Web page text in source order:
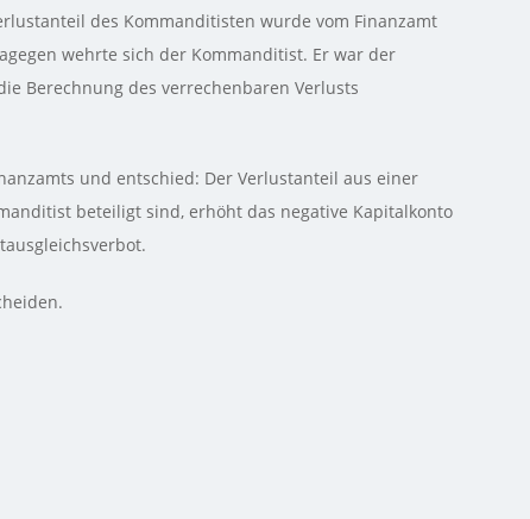
des Kommanditisten wurde vom Finanzamt
wehrte sich der Kommanditist. Er war der
Berechnung des verrechenbaren Verlusts
und entschied: Der Verlustanteil aus einer
beteiligt sind, erhöht das negative Kapitalkonto